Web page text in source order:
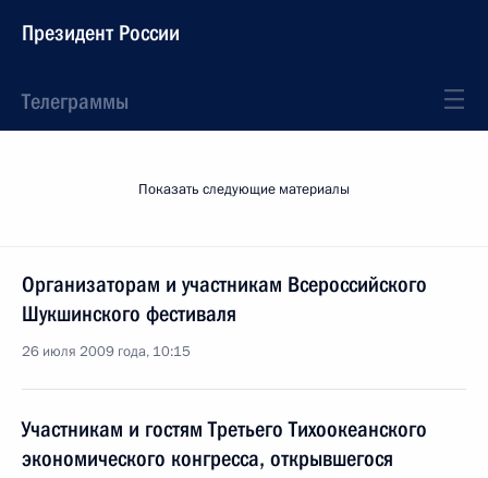
Президент России
Телеграммы
Показать следующие материалы
Организаторам и участникам Всероссийского
Шукшинского фестиваля
26 июля 2009 года, 10:15
Участникам и гостям Третьего Тихоокеанского
экономического конгресса, открывшегося